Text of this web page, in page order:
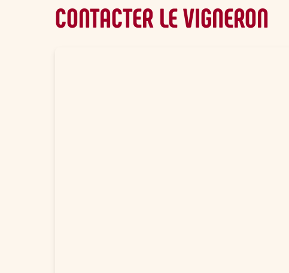
CONTACTER LE VIGNERON